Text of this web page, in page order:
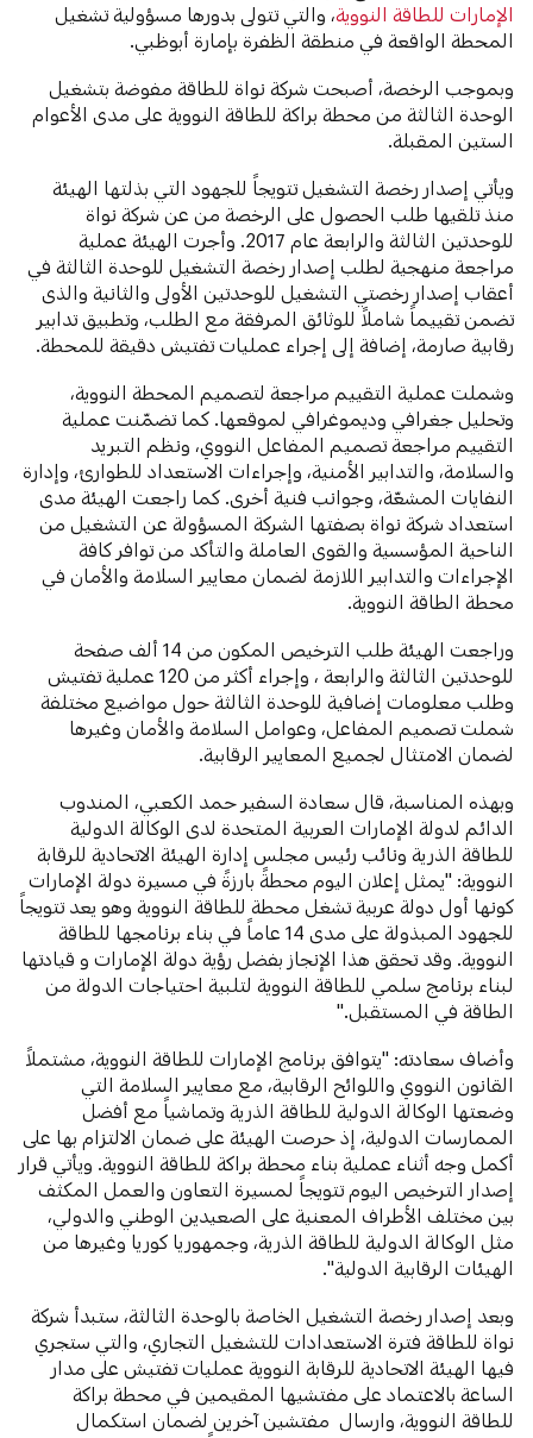
الإمارات للطاقة النووية، والتي تتولى بدورها مسؤولية تشغيل
المحطة الواقعة في منطقة الظفرة بإمارة أبوظبي.
وبموجب الرخصة، أصبحت شركة نواة للطاقة مفوضة بتشغيل
الوحدة الثالثة من محطة براكة للطاقة النووية على مدى الأعوام
الستين المقبلة.
ويأتي إصدار رخصة التشغيل تتويجاً للجهود التي بذلتها الهيئة
منذ تلقيها طلب الحصول على الرخصة من عن شركة نواة
للوحدتين الثالثة والرابعة عام 2017. وأجرت الهيئة عملية
مراجعة منهجية لطلب إصدار رخصة التشغيل للوحدة الثالثة في
أعقاب إصدار رخصتي التشغيل للوحدتين الأولى والثانية والذى
تضمن تقييماً شاملاً للوثائق المرفقة مع الطلب، وتطبيق تدابير
رقابية صارمة، إضافة إلى إجراء عمليات تفتيش دقيقة للمحطة.
وشملت عملية التقييم مراجعة لتصميم المحطة النووية،
وتحليل جغرافي وديموغرافي لموقعها. كما تضمّنت عملية
التقييم مراجعة تصميم المفاعل النووي، ونظم التبريد
والسلامة، والتدابير الأمنية، وإجراءات الاستعداد للطوارئ، وإدارة
النفايات المشعّة، وجوانب فنية أخرى. كما راجعت الهيئة مدى
استعداد شركة نواة بصفتها الشركة المسؤولة عن التشغيل من
الناحية المؤسسية والقوى العاملة والتأكد من توافر كافة
الإجراءات والتدابير اللازمة لضمان معايير السلامة والأمان في
محطة الطاقة النووية.
وراجعت الهيئة طلب الترخيص المكون من 14 ألف صفحة
للوحدتين الثالثة والرابعة ، وإجراء أكثر من 120 عملية تفتيش
وطلب معلومات إضافية للوحدة الثالثة حول مواضيع مختلفة
شملت تصميم المفاعل، وعوامل السلامة والأمان وغيرها
لضمان الامتثال لجميع المعايير الرقابية.
وبهذه المناسبة، قال سعادة السفير حمد الكعبي، المندوب
الدائم لدولة الإمارات العربية المتحدة لدى الوكالة الدولية
للطاقة الذرية ونائب رئيس مجلس إدارة الهيئة الاتحادية للرقابة
النووية: "يمثل إعلان اليوم محطةً بارزةً في مسيرة دولة الإمارات
كونها أول دولة عربية تشغل محطة للطاقة النووية وهو يعد تتويجاً
للجهود المبذولة على مدى 14 عاماً في بناء برنامجها للطاقة
النووية. وقد تحقق هذا الإنجاز بفضل رؤية دولة الإمارات و قيادتها
لبناء برنامج سلمي للطاقة النووية لتلبية احتياجات الدولة من
الطاقة في المستقبل."
وأضاف سعادته: "يتوافق برنامج الإمارات للطاقة النووية، مشتملاً
القانون النووي واللوائح الرقابية، مع معايير السلامة التي
وضعتها الوكالة الدولية للطاقة الذرية وتماشياً مع أفضل
الممارسات الدولية، إذ حرصت الهيئة على ضمان الالتزام بها على
أكمل وجه أثناء عملية بناء محطة براكة للطاقة النووية. ويأتي قرار
إصدار الترخيص اليوم تتويجاً لمسيرة التعاون والعمل المكثف
بين مختلف الأطراف المعنية على الصعيدين الوطني والدولي،
مثل الوكالة الدولية للطاقة الذرية، وجمهوريا كوريا وغيرها من
الهيئات الرقابية الدولية".
وبعد إصدار رخصة التشغيل الخاصة بالوحدة الثالثة، ستبدأ شركة
نواة للطاقة فترة الاستعدادات للتشغيل التجاري، والتي ستجري
فيها الهيئة الاتحادية للرقابة النووية عمليات تفتيش على مدار
الساعة بالاعتماد على مفتشيها المقيمين في محطة براكة
للطاقة النووية، وارسال مفتشين آخرين لضمان استكمال